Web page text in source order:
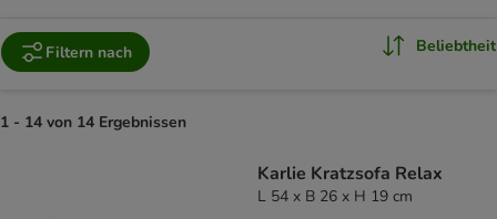
Filtern nach Beliebtheit
1 - 14 von 14 Ergebnissen
Karlie Kratzsofa Relax
L 54 x B 26 x H 19 cm